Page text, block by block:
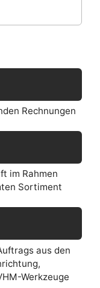
Rechnungen
im Rahmen
Sortiment
aus den
Werkzeuge